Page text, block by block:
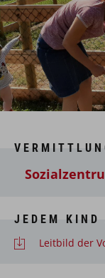
JEDEM KIND
Leitbild der